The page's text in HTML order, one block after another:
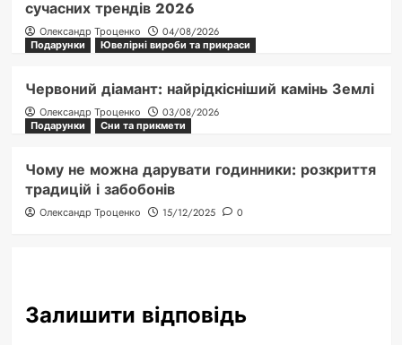
сучасних трендів 2026
Олександр Троценко
04/08/2026
Подарунки
Ювелірні вироби та прикраси
Червоний діамант: найрідкісніший камінь Землі
Олександр Троценко
03/08/2026
Подарунки
Сни та прикмети
Чому не можна дарувати годинники: розкриття
традицій і забобонів
Олександр Троценко 15/12/2025 0
Залишити відповідь